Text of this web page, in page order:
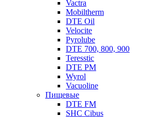
Vactra
Mobiltherm
DTE Oil
Velocite
Pyrolube
DTE 700, 800, 900
Teresstic
DTE PM
Wyrol
Vacuoline
Пищевые
DTE FM
SHC Cibus